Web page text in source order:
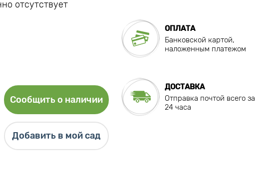
отсутствует
Сообщить о наличии
Добавить в мой сад
ОПЛАТА
Банковской картой,
наложенным платежом
ДОСТАВКА
Отправка почтой всего за
24 часа